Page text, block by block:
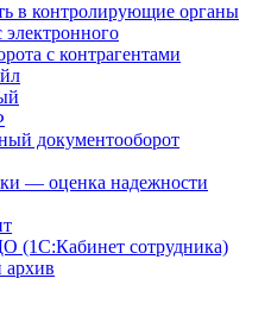
в контролирующие органы
с контрагентами
документооборот
— оценка надежности
(1С:Кабинет сотрудника)